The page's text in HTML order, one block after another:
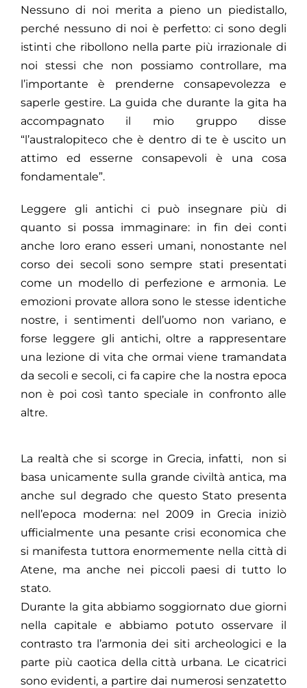
Nessuno di noi merita a pieno un piedistallo,
perché nessuno di noi è perfetto: ci sono degli
istinti che ribollono nella parte più irrazionale di
noi stessi che non possiamo controllare, ma
l’importante è prenderne consapevolezza e
saperle gestire. La guida che durante la gita ha
accompagnato il mio gruppo disse
“l’australopiteco che è dentro di te è uscito un
attimo ed esserne consapevoli è una cosa
fondamentale”.
Leggere gli antichi ci può insegnare più di
quanto si possa immaginare: in fin dei conti
anche loro erano esseri umani, nonostante nel
corso dei secoli sono sempre stati presentati
come un modello di perfezione e armonia. Le
emozioni provate allora sono le stesse identiche
nostre, i sentimenti dell’uomo non variano, e
forse leggere gli antichi, oltre a rappresentare
una lezione di vita che ormai viene tramandata
da secoli e secoli, ci fa capire che la nostra epoca
non è poi così tanto speciale in confronto alle
altre.
La realtà che si scorge in Grecia, infatti, non si
basa unicamente sulla grande civiltà antica, ma
anche sul degrado che questo Stato presenta
nell’epoca moderna: nel 2009 in Grecia iniziò
ufficialmente una pesante crisi economica che
si manifesta tuttora enormemente nella città di
Atene, ma anche nei piccoli paesi di tutto lo
stato.
Durante la gita abbiamo soggiornato due giorni
nella capitale e abbiamo potuto osservare il
contrasto tra l’armonia dei siti archeologici e la
parte più caotica della città urbana. Le cicatrici
sono evidenti, a partire dai numerosi senzatetto